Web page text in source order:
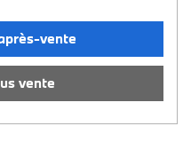
vente
vente